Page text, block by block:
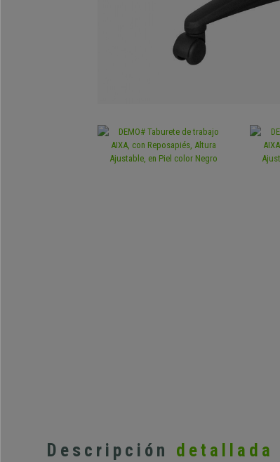
Descripción detallada